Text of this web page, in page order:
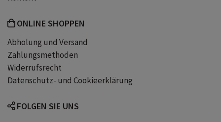
ONLINE SHOPPEN
Abholung und Versand
Zahlungsmethoden
Widerrufsrecht
Datenschutz- und Cookieerklärung
FOLGEN SIE UNS